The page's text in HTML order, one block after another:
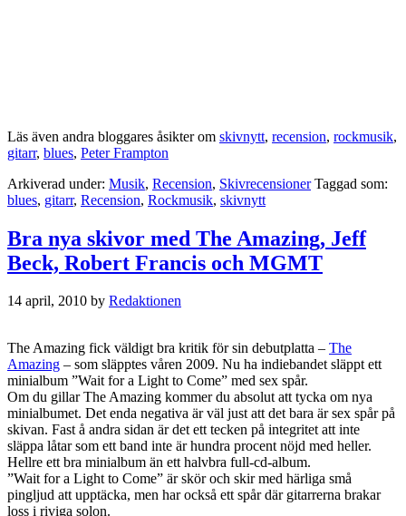
Läs även andra bloggares åsikter om skivnytt, recension, rockmusik,
gitarr, blues, Peter Frampton
Arkiverad under: Musik, Recension, Skivrecensioner Taggad som:
blues, gitarr, Recension, Rockmusik, skivnytt
Bra nya skivor med The Amazing, Jeff
Beck, Robert Francis och MGMT
14 april, 2010 by Redaktionen
The Amazing fick väldigt bra kritik för sin debutplatta – The
Amazing – som släpptes våren 2009. Nu ha indiebandet släppt ett
minialbum ”Wait for a Light to Come” med sex spår.
Om du gillar The Amazing kommer du absolut att tycka om nya
minialbumet. Det enda negativa är väl just att det bara är sex spår på
skivan. Fast å andra sidan är det ett tecken på integritet att inte
släppa låtar som ett band inte är hundra procent nöjd med heller.
Hellre ett bra minialbum än ett halvbra full-cd-album.
”Wait for a Light to Come” är skör och skir med härliga små
pingljud att upptäcka, men har också ett spår där gitarrerna brakar
loss i riviga solon.